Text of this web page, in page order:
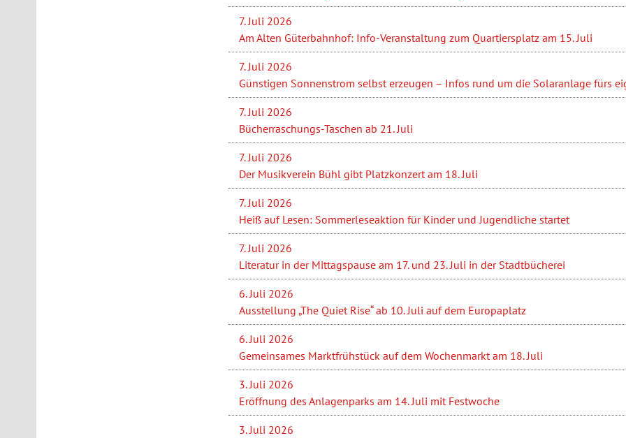
7. Juli 2026
Am Alten Güterbahnhof: Info-Veranstaltung zum Quartiersplatz am 15. Juli
7. Juli 2026
Günstigen Sonnenstrom selbst erzeugen – Infos rund um die Solaranlage fürs
7. Juli 2026
Bücherraschungs-Taschen ab 21. Juli
7. Juli 2026
Der Musikverein Bühl gibt Platzkonzert am 18. Juli
7. Juli 2026
Heiß auf Lesen: Sommerleseaktion für Kinder und Jugendliche startet
7. Juli 2026
Literatur in der Mittagspause am 17. und 23. Juli in der Stadtbücherei
6. Juli 2026
Ausstellung „The Quiet Rise“ ab 10. Juli auf dem Europaplatz
6. Juli 2026
Gemeinsames Marktfrühstück auf dem Wochenmarkt am 18. Juli
3. Juli 2026
Eröffnung des Anlagenparks am 14. Juli mit Festwoche
3. Juli 2026